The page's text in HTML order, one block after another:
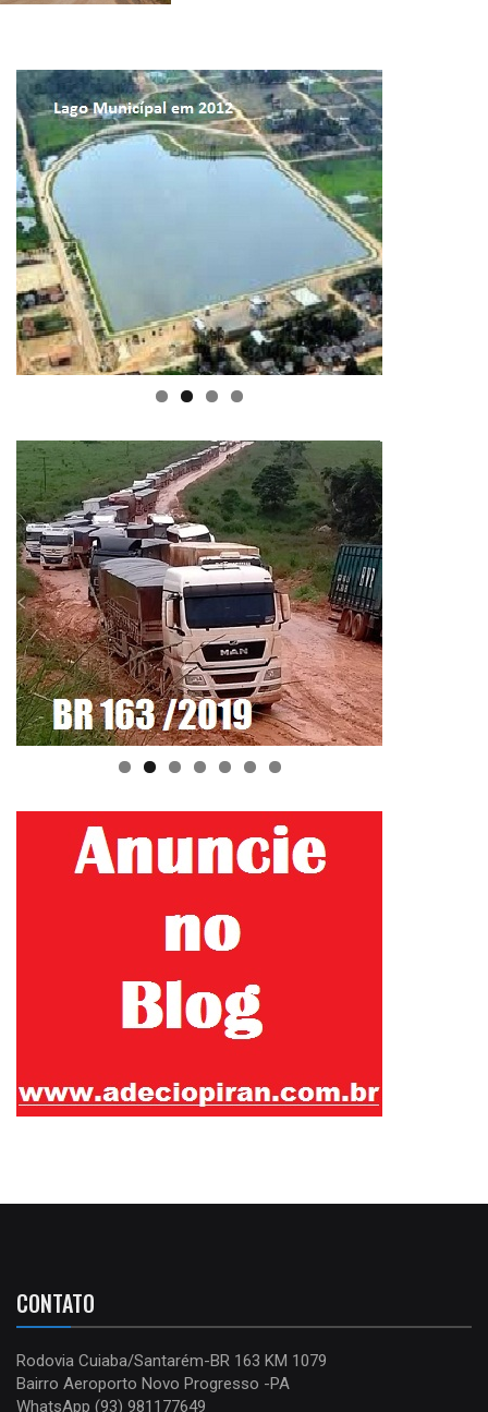
CONTATO
Rodovia Cuiaba/Santarém-BR 163 KM 1079
Bairro Aeroporto Novo Progresso -PA
WhatsApp (93) 981177649